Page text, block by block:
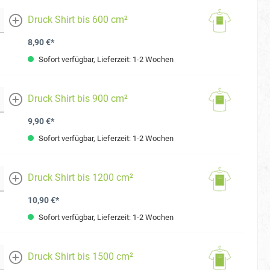
mehr
Druck Shirt bis 600 cm²
8,90 €*
Sofort verfügbar, Lieferzeit: 1-2 Wochen
mehr
Druck Shirt bis 900 cm²
9,90 €*
Sofort verfügbar, Lieferzeit: 1-2 Wochen
mehr
Druck Shirt bis 1200 cm²
10,90 €*
Sofort verfügbar, Lieferzeit: 1-2 Wochen
mehr
Druck Shirt bis 1500 cm²